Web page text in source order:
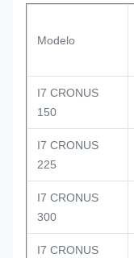
Modelo
I7 CRONUS
150
I7 CRONUS
225
I7 CRONUS
300
I7 CRONUS